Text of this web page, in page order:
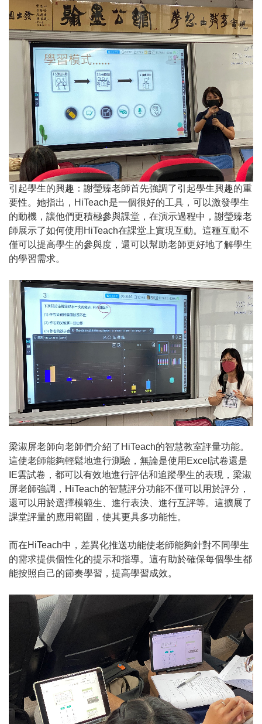
引起學生的興趣：謝瑩臻老師首先強調了引起學生興趣的重
要性。她指出，HiTeach是一個很好的工具，可以激發學生
的動機，讓他們更積極參與課堂，在演示過程中，謝瑩臻老
師展示了如何使用HiTeach在課堂上實現互動。這種互動不
僅可以提高學生的參與度，還可以幫助老師更好地了解學生
的學習需求。
梁淑屏老師向老師們介紹了HiTeach的智慧教室評量功能。
這使老師能夠輕鬆地進行測驗，無論是使用Excel試卷還是
IE雲試卷，都可以有效地進行評估和追蹤學生的表現，梁淑
屏老師強調，HiTeach的智慧評分功能不僅可以用於評分，
還可以用於選擇模範生、進行表決、進行互評等。這擴展了
課堂評量的應用範圍，使其更具多功能性。
而在HiTeach中，差異化推送功能使老師能夠針對不同學生
的需求提供個性化的提示和指導。這有助於確保每個學生都
能按照自己的節奏學習，提高學習成效。